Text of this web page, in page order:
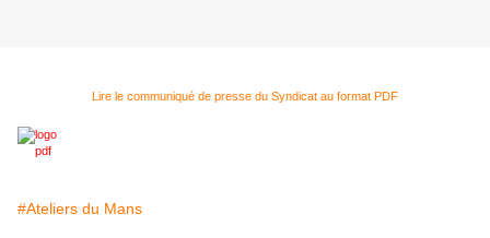
Lire le communiqué de presse du Syndicat au format PDF
#Ateliers du Mans